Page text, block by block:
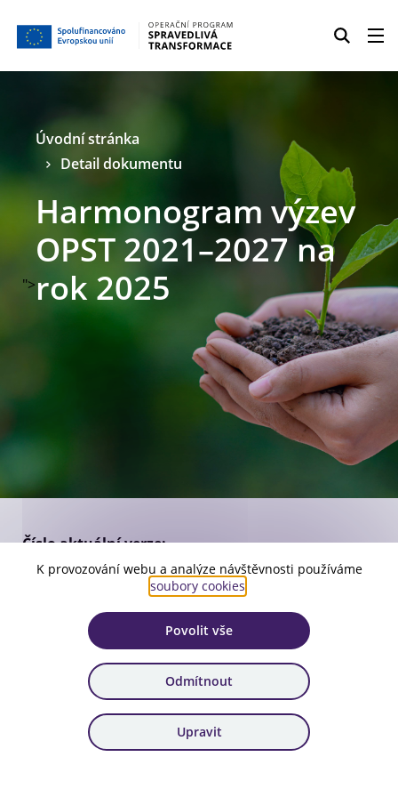
">
Úvodní stránka
Detail dokumentu
Harmonogram výzev
OPST 2021–2027 na
rok 2025
Číslo aktuální verze:
od 19. 12. 2025
Harmonogram výzev
Stáhnout dokument
K provozování webu a analýze návštěvnosti používáme
soubory cookies
Povolit vše
Odmítnout
Upravit